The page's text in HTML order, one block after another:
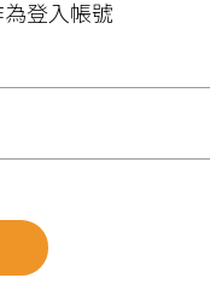
登入帳號